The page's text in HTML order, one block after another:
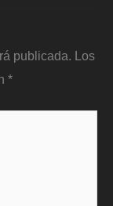
publicada. Los
*